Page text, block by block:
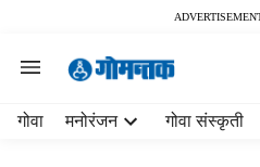
गोवा मनोरंजन गोवा संस्कृती